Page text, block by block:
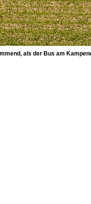
als der Bus am